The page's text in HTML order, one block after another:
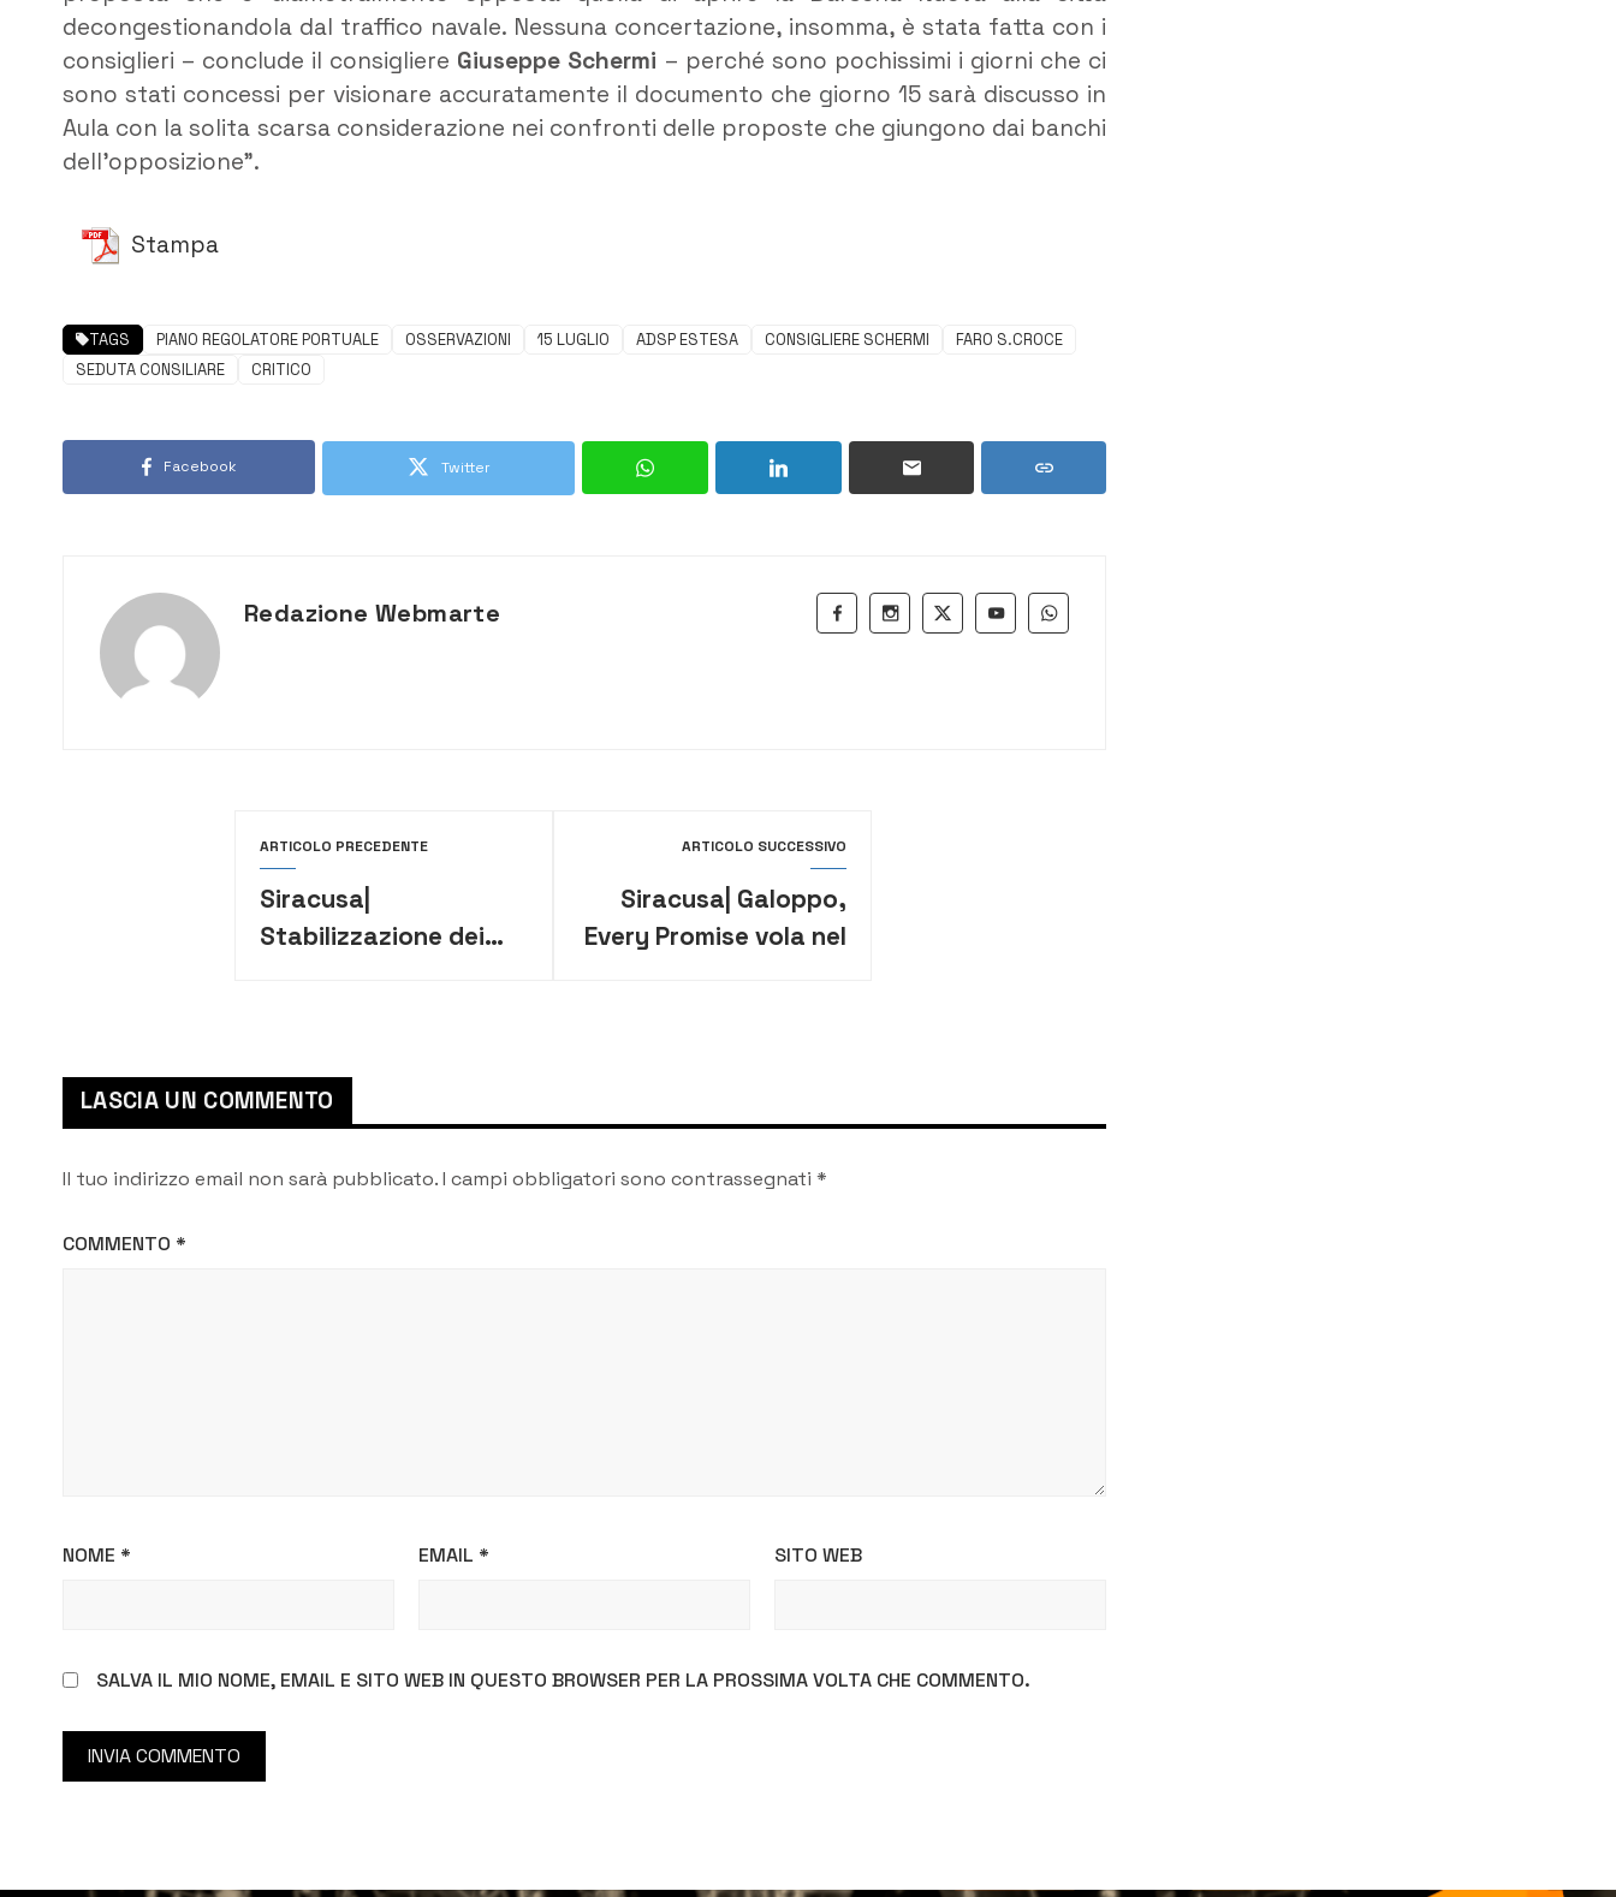
decongestionandola dal traffico navale. Nessuna concertazione, insomma, è stata fatta con i
consiglieri – conclude il consigliere Giuseppe Schermi – perché sono pochissimi i giorni che ci
sono stati concessi per visionare accuratamente il documento che giorno 15 sarà discusso in
Aula con la solita scarsa considerazione nei confronti delle proposte che giungono dai banchi
dell’opposizione”.
Stampa
TAGS PIANO REGOLATORE PORTUALE OSSERVAZIONI 15 LUGLIO ADSP ESTESA CONSIGLIERE SCHERMI
FARO S.CROCE
SEDUTA CONSILIARE
CRITICO
Facebook Twitter
Redazione Webmarte
ARTICOLO PRECEDENTE
Siracusa|
Stabilizzazione dei
ARTICOLO SUCCESSIVO
Siracusa| Galoppo,
Every Promise vola nel
LASCIA UN COMMENTO
Il tuo indirizzo email non sarà pubblicato.I campi obbligatori sono contrassegnati *
COMMENTO *
NOME * EMAIL * SITO WEB
SALVA IL MIO NOME, EMAIL E SITO WEB IN QUESTO BROWSER PER LA PROSSIMA VOLTA CHE COMMENTO.